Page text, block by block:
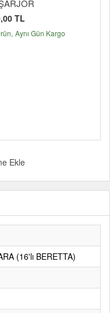
TL
Aynı Gün Kargo
Ekle
(16'lı BERETTA)